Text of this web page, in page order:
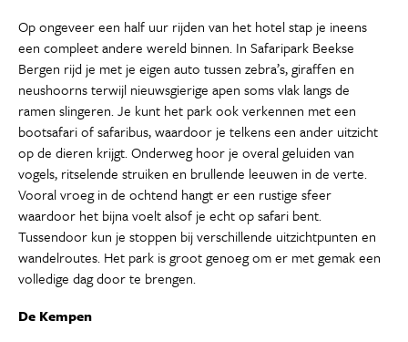
Op ongeveer een half uur rijden van het hotel stap je ineens
een compleet andere wereld binnen. In Safaripark Beekse
Bergen rijd je met je eigen auto tussen zebra’s, giraffen en
neushoorns terwijl nieuwsgierige apen soms vlak langs de
ramen slingeren. Je kunt het park ook verkennen met een
bootsafari of safaribus, waardoor je telkens een ander uitzicht
op de dieren krijgt. Onderweg hoor je overal geluiden van
vogels, ritselende struiken en brullende leeuwen in de verte.
Vooral vroeg in de ochtend hangt er een rustige sfeer
waardoor het bijna voelt alsof je echt op safari bent.
Tussendoor kun je stoppen bij verschillende uitzichtpunten en
wandelroutes. Het park is groot genoeg om er met gemak een
volledige dag door te brengen.
De Kempen